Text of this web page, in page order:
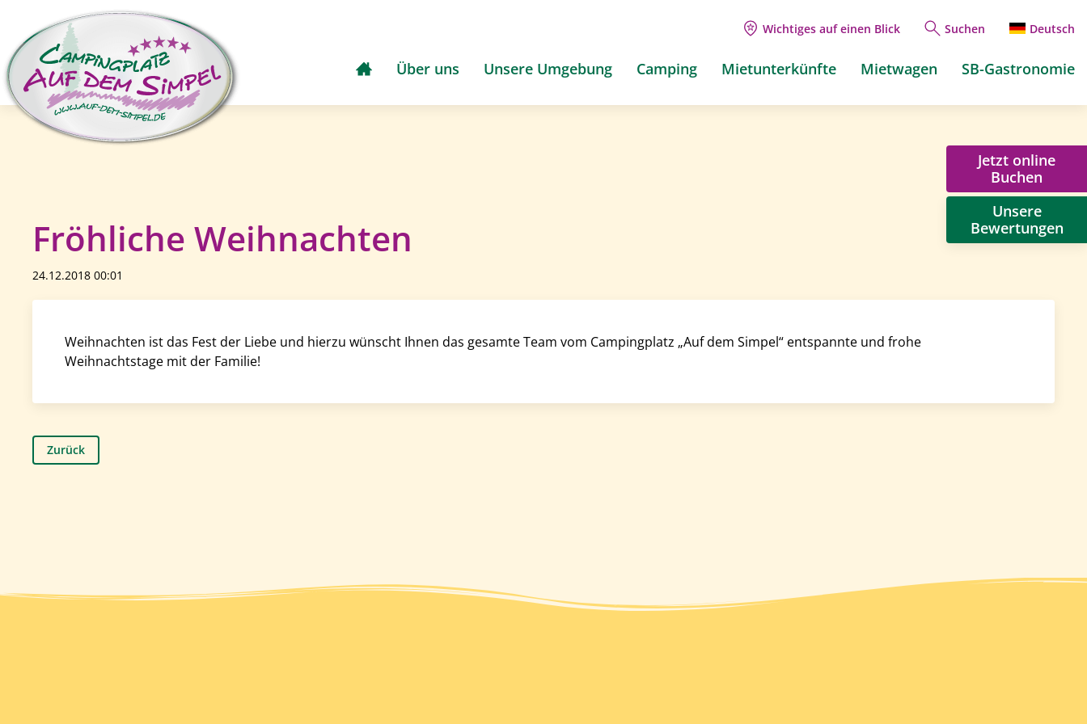
Wichtiges auf einen Blick Suchen Deutsch
Über uns Unsere Umgebung Camping Mietunterkünfte Mietwagen SB-Gastronomie
Jetzt online
Buchen
Unsere
Bewertungen
Fröhliche Weihnachten
24.12.2018 00:01
Weihnachten ist das Fest der Liebe und hierzu wünscht Ihnen das gesamte Team vom Campingplatz „Auf dem Simpel“ entspannte und frohe
Weihnachtstage mit der Familie!
Zurück